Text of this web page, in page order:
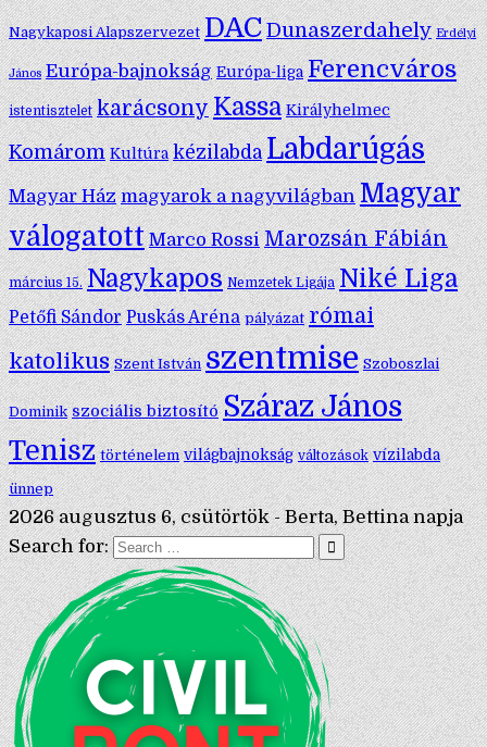
Nagykaposi Alapszervezet DACDunaszerdahely Erdélyi
János Európa-bajnokság Európa-liga Ferencváros
istentisztelet karácsonyKassa Királyhelmec
Komárom Kultúra kézilabda Labdarúgás
Magyar Ház magyarok a nagyvilágban Magyar
válogatott Marco Rossi Marozsán Fábián
március 15. Nagykapos Nemzetek Ligája Niké Liga
Petőfi Sándor Puskás Aréna pályázat római
katolikus Szent István szentmise Szoboszlai
Dominik szociális biztosító Száraz János
Tenisz történelem világbajnokság változások vízilabda
ünnep
2026 augusztus 6, csütörtök - Berta, Bettina napja
Search for: